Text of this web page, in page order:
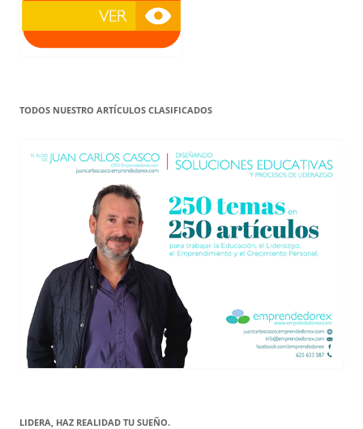
TODOS NUESTRO ARTÍCULOS CLASIFICADOS
LIDERA, HAZ REALIDAD TU SUEÑO.